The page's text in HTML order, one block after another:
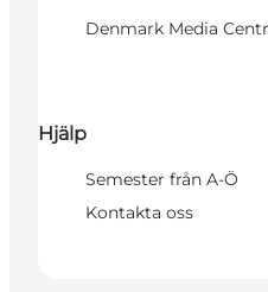
Denmark Media
Hjälp
Semester från A-Ö
Kontakta oss